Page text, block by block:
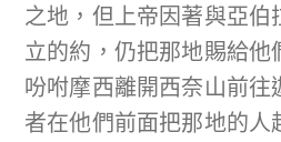
之地，但上帝因著與亞
立的約，仍把那地賜給
吩咐摩西離開西奈山前
者在他們前面把那地的